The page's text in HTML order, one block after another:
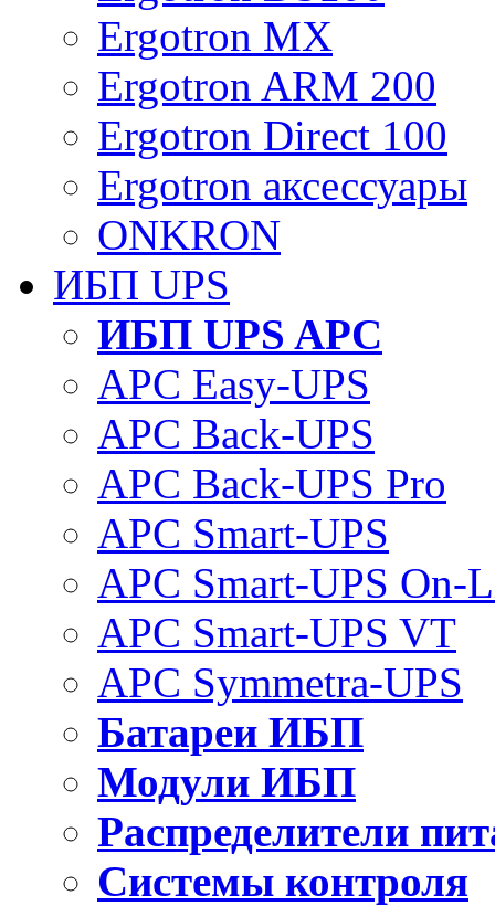
Ergotron MX
Ergotron ARM 200
Ergotron Direct 100
Ergotron аксессуары
ONKRON
ИБП UPS
ИБП UPS APC
APC Easy-UPS
APC Back-UPS
APC Back-UPS Pro
APC Smart-UPS
APC Smart-UPS On-
APC Smart-UPS VT
APC Symmetra-UPS
Батареи ИБП
Модули ИБП
Распределители
Системы контроля